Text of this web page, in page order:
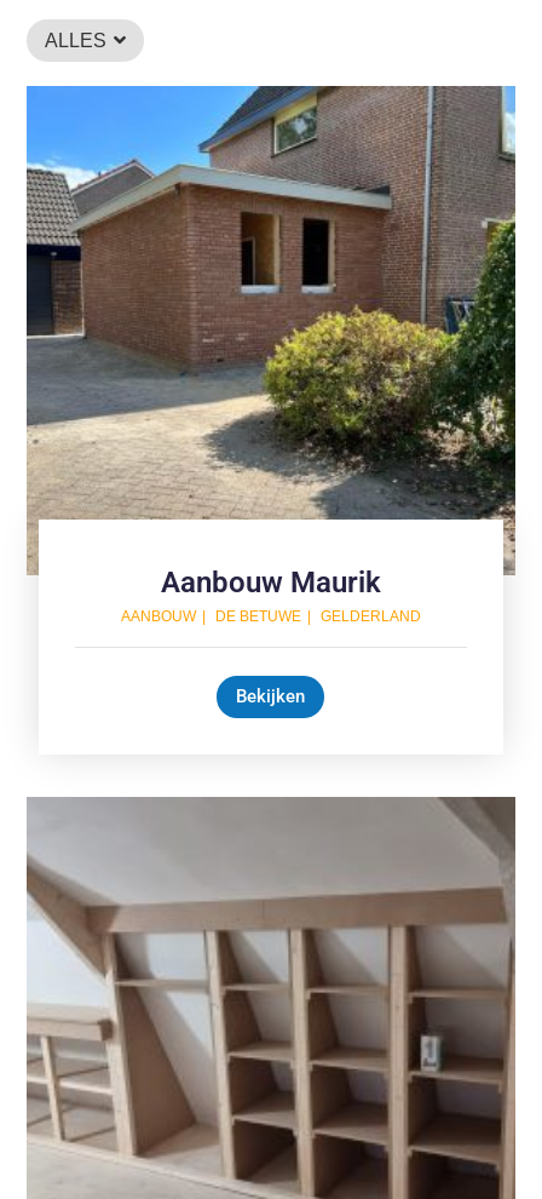
ALLES
Aanbouw Maurik
AANBOUW DE BETUWE GELDERLAND
Bekijken